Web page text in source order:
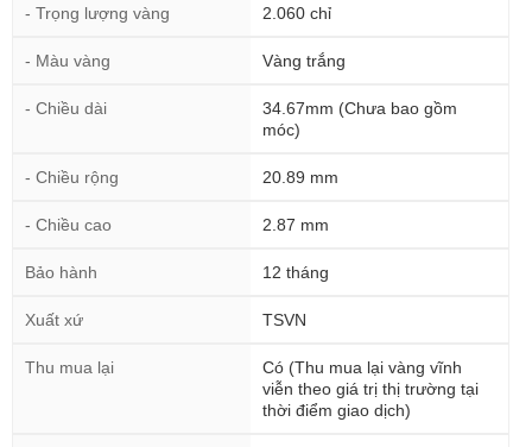
- Trọng lượng vàng 2.060 chỉ
- Màu vàng Vàng trắng
- Chiều dài
34.67mm (Chưa bao gồm
móc)
- Chiều rộng 20.89 mm
- Chiều cao 2.87 mm
Bảo hành 12 tháng
Xuất xứ TSVN
Thu mua lại
Có (Thu mua lại vàng vĩnh
viễn theo giá trị thị trường tại
thời điểm giao dịch)